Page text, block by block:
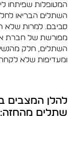
המטופלות שפיתחו
השתלים הבריאו
סביבם. למרות שלא
השתלים, חלק
ומעדיפות שלא לקחת
להלן המצבים
שתלים מהחזה: